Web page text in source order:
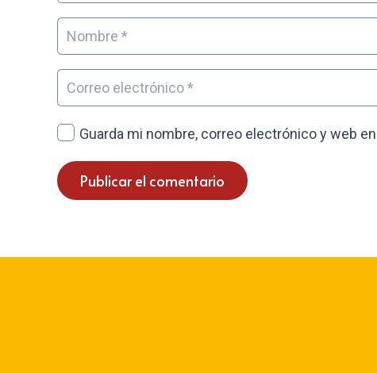
Guarda mi nombre, correo electrónico y web
Publicar el comentario